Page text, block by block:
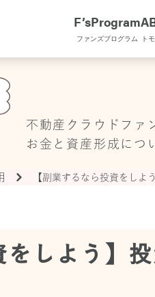
F’sProgram
ファンズプログラム ト
不動産クラウドファ
お金と資産形成につ
【副業するなら投資をしよ
をしよう】